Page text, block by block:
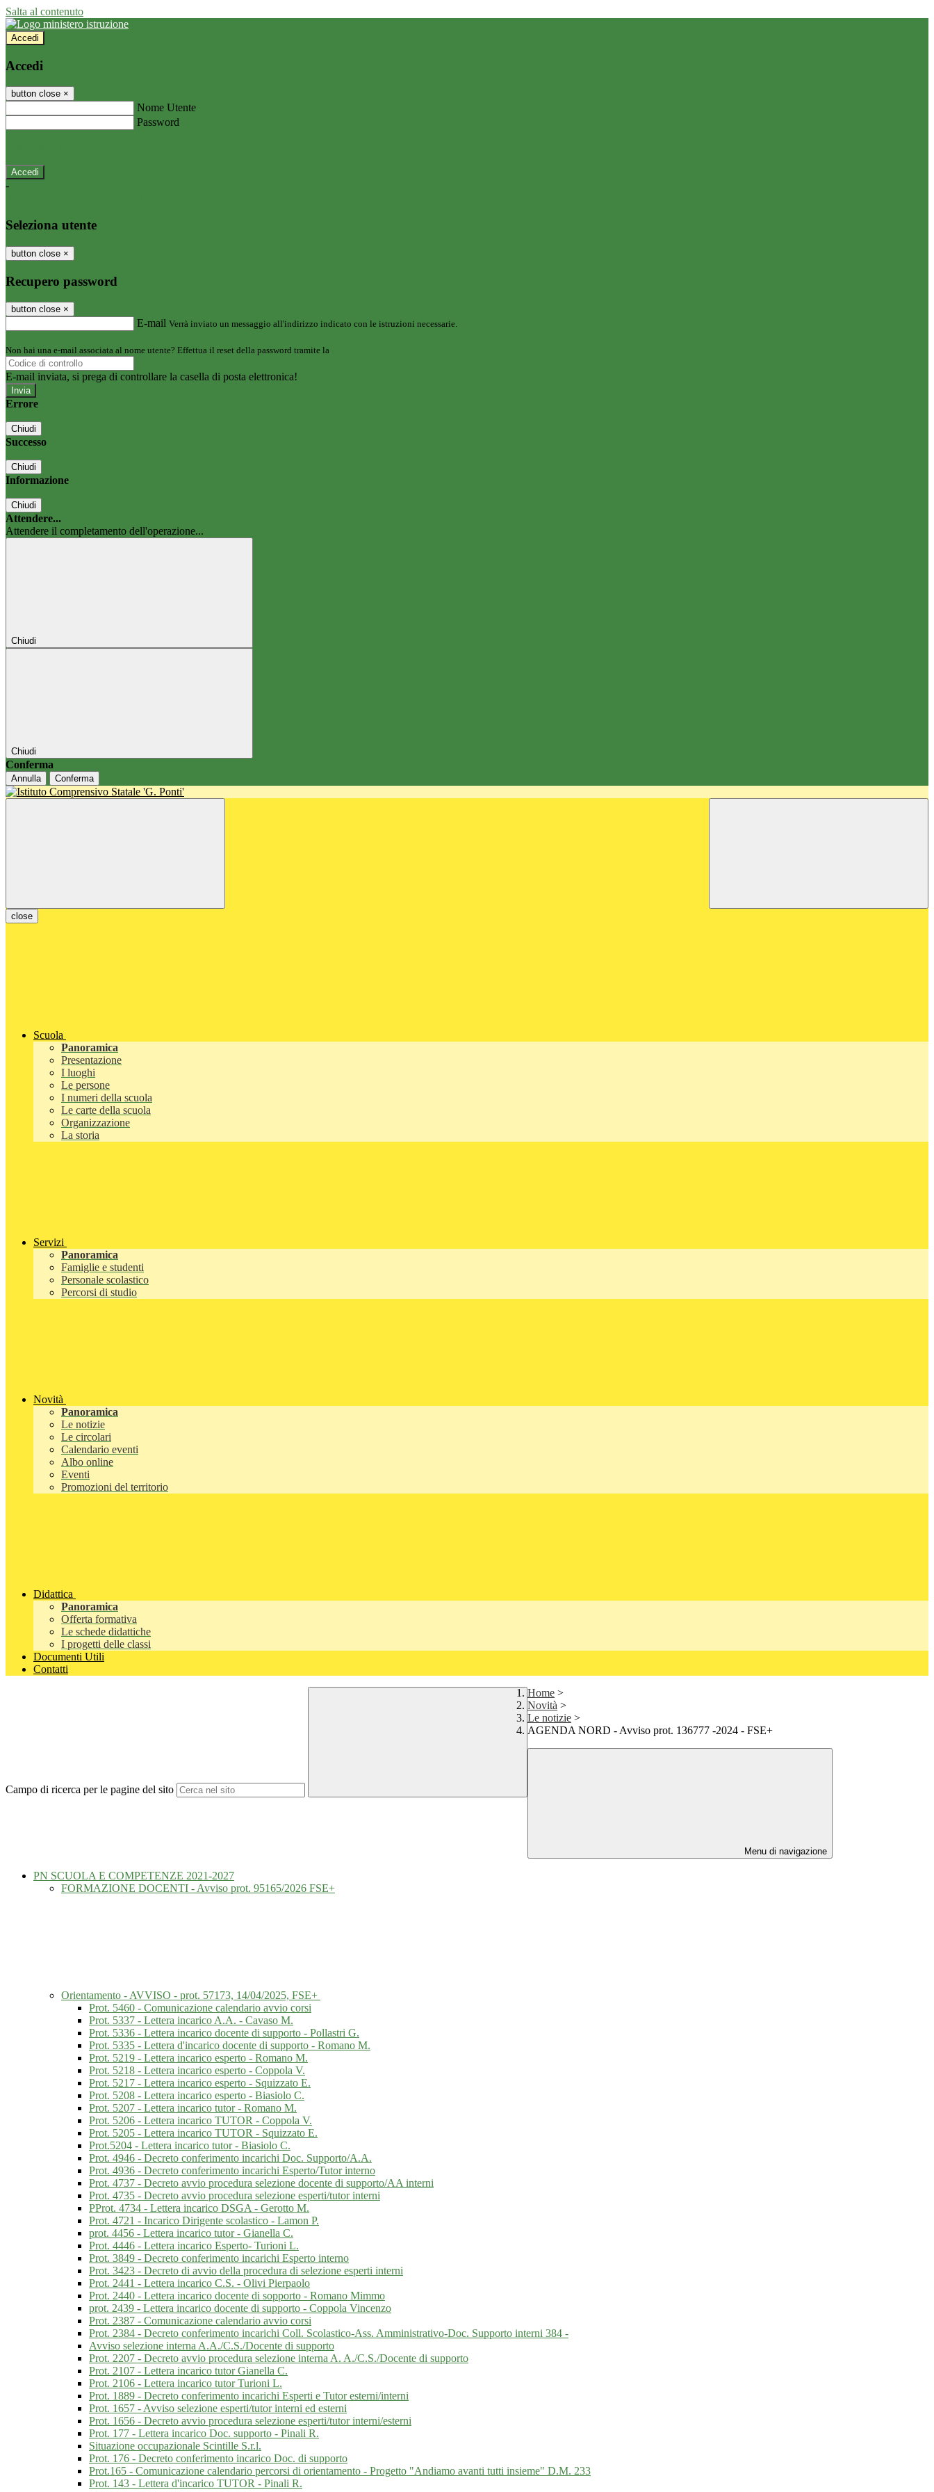
Salta al contenuto
Accedi
Accedi
button close ×
Nome Utente
Password
-
Seleziona utente
button close ×
Recupero password
button close ×
E-mail Verrà inviato un messaggio all'indirizzo indicato con le istruzioni necessarie.
Non hai una e-mail associata al nome utente? Effettua il reset della password tramite la
E-mail inviata, si prega di controllare la casella di posta elettronica!
Errore
Chiudi
Successo
Chiudi
Informazione
Chiudi
Attendere...
Attendere il completamento dell'operazione...
Chiudi
Chiudi
Conferma
Annulla Conferma
close
Scuola
Panoramica
Presentazione
I luoghi
Le persone
I numeri della scuola
Le carte della scuola
Organizzazione
La storia
Servizi
Panoramica
Famiglie e studenti
Personale scolastico
Percorsi di studio
Novità
Panoramica
Le notizie
Le circolari
Calendario eventi
Albo online
Eventi
Promozioni del territorio
Didattica
Panoramica
Offerta formativa
Le schede didattiche
I progetti delle classi
Documenti Utili
Contatti
Campo di ricerca per le pagine del sito
Home >
Novità >
Le notizie >
AGENDA NORD - Avviso prot. 136777 -2024 - FSE+
Menu di navigazione
PN SCUOLA E COMPETENZE 2021-2027
FORMAZIONE DOCENTI - Avviso prot. 95165/2026 FSE+
Orientamento - AVVISO - prot. 57173, 14/04/2025, FSE+
Prot. 5460 - Comunicazione calendario avvio corsi
Prot. 5337 - Lettera incarico A.A. - Cavaso M.
Prot. 5336 - Lettera incarico docente di supporto - Pollastri G.
Prot. 5335 - Lettera d'incarico docente di supporto - Romano M.
Prot. 5219 - Lettera incarico esperto - Romano M.
Prot. 5218 - Lettera incarico esperto - Coppola V.
Prot. 5217 - Lettera incarico esperto - Squizzato E.
Prot. 5208 - Lettera incarico esperto - Biasiolo C.
Prot. 5207 - Lettera incarico tutor - Romano M.
Prot. 5206 - Lettera incarico TUTOR - Coppola V.
Prot. 5205 - Lettera incarico TUTOR - Squizzato E.
Prot.5204 - Lettera incarico tutor - Biasiolo C.
Prot. 4946 - Decreto conferimento incarichi Doc. Supporto/A.A.
Prot. 4936 - Decreto conferimento incarichi Esperto/Tutor interno
Prot. 4737 - Decreto avvio procedura selezione docente di supporto/AA interni
Prot. 4735 - Decreto avvio procedura selezione esperti/tutor interni
PProt. 4734 - Lettera incarico DSGA - Gerotto M.
Prot. 4721 - Incarico Dirigente scolastico - Lamon P.
prot. 4456 - Lettera incarico tutor - Gianella C.
Prot. 4446 - Lettera incarico Esperto- Turioni L.
Prot. 3849 - Decreto conferimento incarichi Esperto interno
Prot. 3423 - Decreto di avvio della procedura di selezione esperti interni
Prot. 2441 - Lettera incarico C.S. - Olivi Pierpaolo
Prot. 2440 - Lettera incarico docente di sopporto - Romano Mimmo
prot. 2439 - Lettera incarico docente di supporto - Coppola Vincenzo
Prot. 2387 - Comunicazione calendario avvio corsi
Prot. 2384 - Decreto conferimento incarichi Coll. Scolastico-Ass. Amministrativo-Doc. Supporto interni 384 -
Avviso selezione interna A.A./C.S./Docente di supporto
Prot. 2207 - Decreto avvio procedura selezione interna A. A./C.S./Docente di supporto
Prot. 2107 - Lettera incarico tutor Gianella C.
Prot. 2106 - Lettera incarico tutor Turioni L.
Prot. 1889 - Decreto conferimento incarichi Esperti e Tutor esterni/interni
Prot. 1657 - Avviso selezione esperti/tutor interni ed esterni
Prot. 1656 - Decreto avvio procedura selezione esperti/tutor interni/esterni
Prot. 177 - Lettera incarico Doc. supporto - Pinali R.
Situazione occupazionale Scintille S.r.l.
Prot. 176 - Decreto conferimento incarico Doc. di supporto
Prot.165 - Comunicazione calendario percorsi di orientamento - Progetto "Andiamo avanti tutti insieme" D.M. 233
Prot. 143 - Lettera d'incarico TUTOR - Pinali R.